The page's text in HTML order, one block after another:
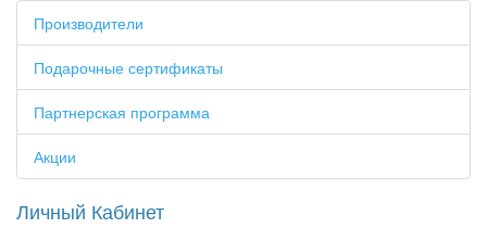
Производители
Подарочные сертификаты
Партнерская программа
Акции
Личный Кабинет